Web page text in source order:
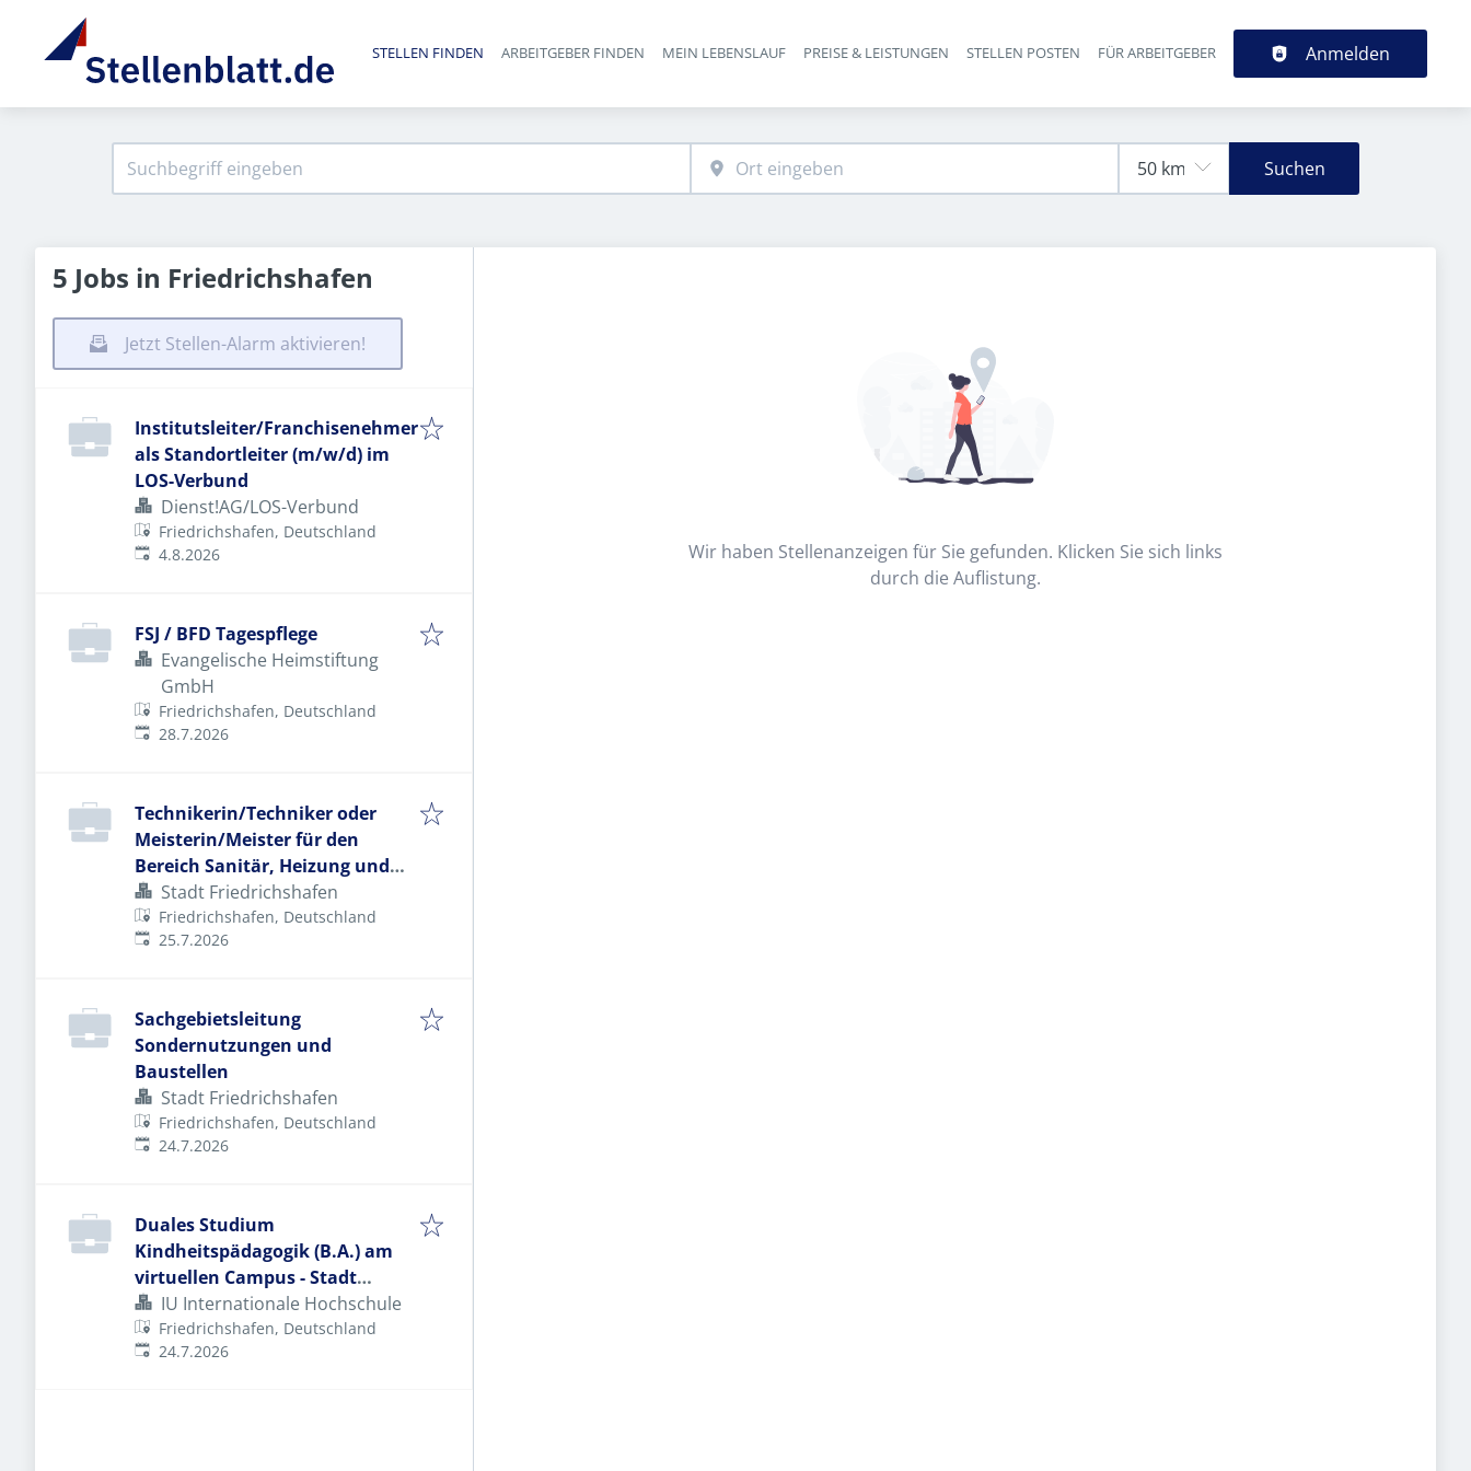
Haupt-Navigation
STELLEN FINDEN ARBEITGEBER FINDEN MEIN LEBENSLAUF PREISE & LEISTUNGEN STELLEN POSTEN FÜR ARBEITGEBER Anmelden
Suchen
5 Jobs in Friedrichshafen
Jetzt Stellen-Alarm aktivieren!
Institutsleiter/Franchisenehmer
als Standortleiter (m/w/d) im
LOS-Verbund
Dienst!AG/LOS-Verbund
Friedrichshafen, Deutschland
Veröffentlicht
4.8.2026
FSJ / BFD Tagespflege
Evangelische Heimstiftung
GmbH
Friedrichshafen, Deutschland
Veröffentlicht
28.7.2026
Technikerin/Techniker oder
Meisterin/Meister für den
Bereich Sanitär, Heizung und
KlimaStadt Friedrichshafen
Friedrichshafen, Deutschland
Veröffentlicht
25.7.2026
Sachgebietsleitung
Sondernutzungen und
Baustellen
Stadt Friedrichshafen
Friedrichshafen, Deutschland
Veröffentlicht
24.7.2026
Duales Studium
Kindheitspädagogik (B.A.) am
virtuellen Campus - Stadt
Friedrichshafen
IU Internationale Hochschule
Friedrichshafen, Deutschland
Veröffentlicht
24.7.2026
Wir haben Stellenanzeigen für Sie gefunden. Klicken Sie sich links
durch die Auflistung.